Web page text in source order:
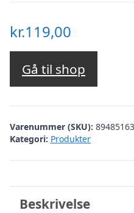
kr.119,00
Gå til shop
Varenummer (SKU):
Kategori: Produkter
Beskrivelse